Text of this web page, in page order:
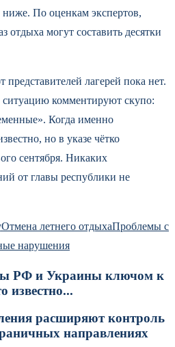
По оценкам экспертов,
отдыха могут составить десятки
лагерей пока нет.
комментируют скупо:
Когда именно
но в указе чётко
сентября. Никаких
от главы республики не
Отмена летнего отдыхаПроблемы с
нарушения
РФ и Украины ключом к
известно...
расширяют контроль
направлениях